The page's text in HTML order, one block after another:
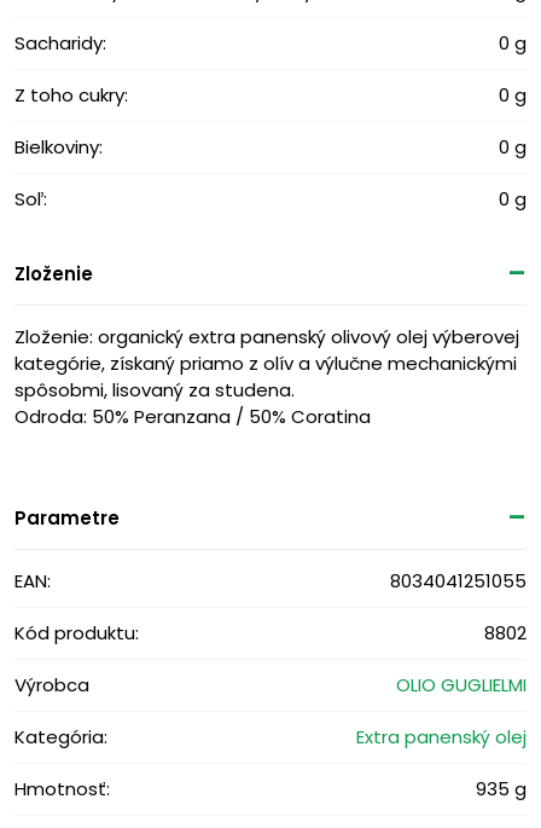
Sacharidy: 0 g
Z toho cukry: 0 g
Bielkoviny: 0 g
Soľ: 0 g
Zloženie
Zloženie: organický extra panenský olivový olej výberovej
kategórie, získaný priamo z olív a výlučne mechanickými
spôsobmi, lisovaný za studena.
Odroda: 50% Peranzana / 50% Coratina
Parametre
EAN: 8034041251055
Kód produktu: 8802
Výrobca OLIO GUGLIELMI
Kategória: Extra panenský olej
Hmotnosť: 935 g